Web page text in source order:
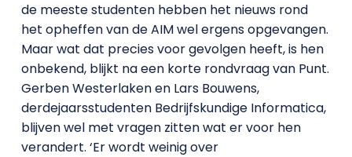
de meeste studenten hebben het nieuws rond
het opheffen van de AIM wel ergens opgevangen.
Maar wat dat precies voor gevolgen heeft, is hen
onbekend, blijkt na een korte rondvraag van Punt.
Gerben Westerlaken en Lars Bouwens,
derdejaarsstudenten Bedrijfskundige Informatica,
blijven wel met vragen zitten wat er voor hen
verandert. ‘Er wordt weinig over